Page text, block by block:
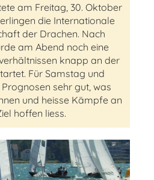
am Freitag, 30. Oktober
die Internationale
der Drachen. Nach
am Abend noch eine
knapp an der
Für Samstag und
sehr gut, was
und heisse Kämpfe an
hoffen liess.